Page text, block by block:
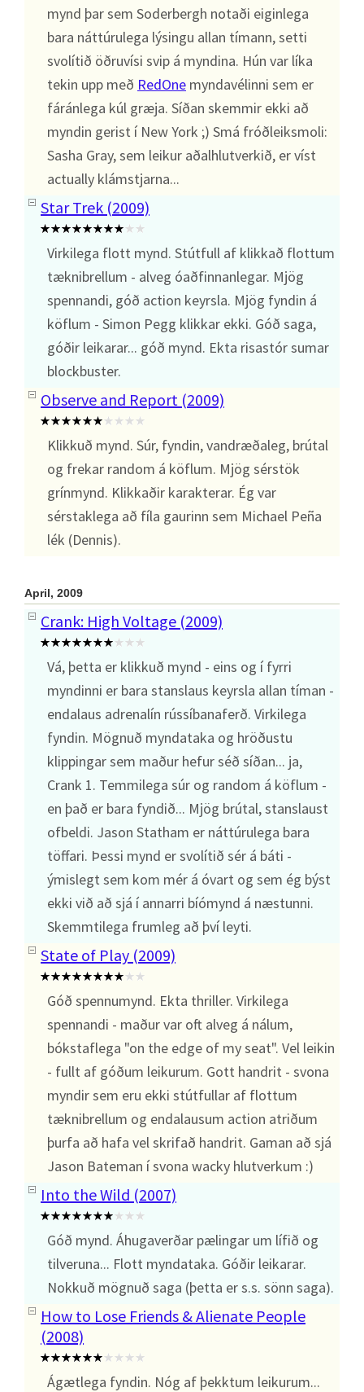
mynd þar sem Soderbergh notaði eiginlega
bara náttúrulega lýsingu allan tímann, setti
svolítið öðruvísi svip á myndina. Hún var líka
tekin upp með RedOne myndavélinni sem er
fáránlega kúl græja. Síðan skemmir ekki að
myndin gerist í New York ;) Smá fróðleiksmoli:
Sasha Gray, sem leikur aðalhlutverkið, er víst
actually klámstjarna...
Star Trek (2009)
Virkilega flott mynd. Stútfull af klikkað flottum
tæknibrellum - alveg óaðfinnanlegar. Mjög
spennandi, góð action keyrsla. Mjög fyndin á
köflum - Simon Pegg klikkar ekki. Góð saga,
góðir leikarar... góð mynd. Ekta risastór sumar
blockbuster.
Observe and Report (2009)
Klikkuð mynd. Súr, fyndin, vandræðaleg, brútal
og frekar random á köflum. Mjög sérstök
grínmynd. Klikkaðir karakterar. Ég var
sérstaklega að fíla gaurinn sem Michael Peña
lék (Dennis).
April, 2009
Crank: High Voltage (2009)
Vá, þetta er klikkuð mynd - eins og í fyrri
myndinni er bara stanslaus keyrsla allan tíman -
endalaus adrenalín rússíbanaferð. Virkilega
fyndin. Mögnuð myndataka og hröðustu
klippingar sem maður hefur séð síðan... ja,
Crank 1. Temmilega súr og random á köflum -
en það er bara fyndið... Mjög brútal, stanslaust
ofbeldi. Jason Statham er náttúrulega bara
töffari. Þessi mynd er svolítið sér á báti -
ýmislegt sem kom mér á óvart og sem ég býst
ekki við að sjá í annarri bíómynd á næstunni.
Skemmtilega frumleg að því leyti.
State of Play (2009)
Góð spennumynd. Ekta thriller. Virkilega
spennandi - maður var oft alveg á nálum,
bókstaflega "on the edge of my seat". Vel leikin
- fullt af góðum leikurum. Gott handrit - svona
myndir sem eru ekki stútfullar af flottum
tæknibrellum og endalausum action atriðum
þurfa að hafa vel skrifað handrit. Gaman að sjá
Jason Bateman í svona wacky hlutverkum :)
Into the Wild (2007)
Góð mynd. Áhugaverðar pælingar um lífið og
tilveruna... Flott myndataka. Góðir leikarar.
Nokkuð mögnuð saga (þetta er s.s. sönn saga).
How to Lose Friends & Alienate People
(2008)
Ágætlega fyndin. Nóg af þekktum leikurum...